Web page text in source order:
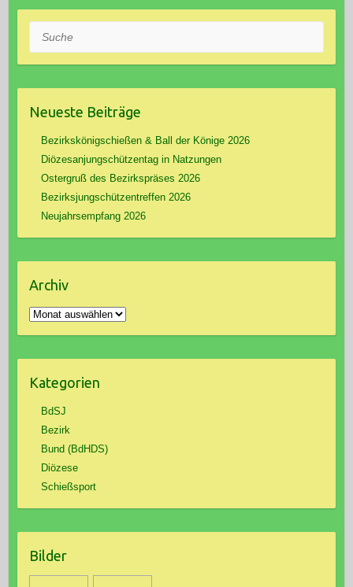
Suche
Neueste Beiträge
Bezirkskönigschießen & Ball der Könige 2026
Diözesanjungschützentag in Natzungen
Ostergruß des Bezirkspräses 2026
Bezirksjungschützentreffen 2026
Neujahrsempfang 2026
Archiv
Archiv
Kategorien
BdSJ
Bezirk
Bund (BdHDS)
Diözese
Schießsport
Bilder